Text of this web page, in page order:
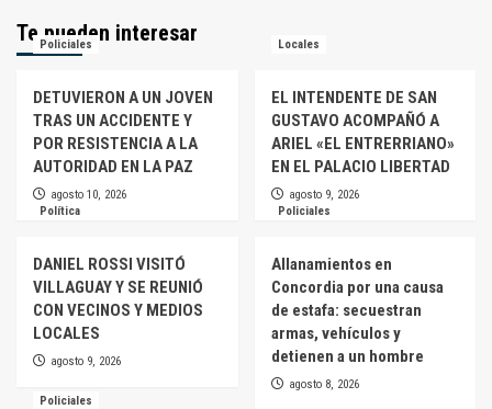
Te pueden interesar
Policiales
DETUVIERON A UN JOVEN
TRAS UN ACCIDENTE Y
POR RESISTENCIA A LA
AUTORIDAD EN LA PAZ
agosto 10, 2026
Locales
EL INTENDENTE DE SAN
GUSTAVO ACOMPAÑÓ A
ARIEL «EL ENTRERRIANO»
EN EL PALACIO LIBERTAD
agosto 9, 2026
Política
DANIEL ROSSI VISITÓ
VILLAGUAY Y SE REUNIÓ
CON VECINOS Y MEDIOS
LOCALES
agosto 9, 2026
Policiales
Allanamientos en
Concordia por una causa
de estafa: secuestran
armas, vehículos y
detienen a un hombre
agosto 8, 2026
Policiales